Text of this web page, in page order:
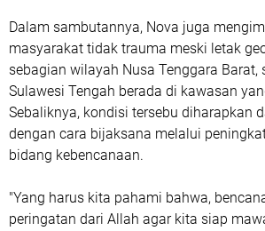
Dalam sambutannya, Nova juga
masyarakat tidak trauma meski letak
sebagian wilayah Nusa Tenggara Barat,
Sulawesi Tengah berada di kawasan
Sebaliknya, kondisi tersebu diharapkan
dengan cara bijaksana melalui
bidang kebencanaan.
"Yang harus kita pahami bahwa,
peringatan dari Allah agar kita siap